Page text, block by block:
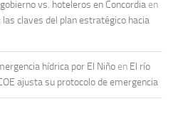
vs. hoteleros en Concordia en
claves del plan estratégico hacia
hídrica por El Niño en El río
ajusta su protocolo de emergencia